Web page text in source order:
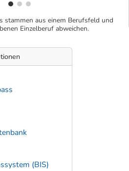
stammen aus einem Berufsfeld und
Einzelberuf abweichen.
(BIS)